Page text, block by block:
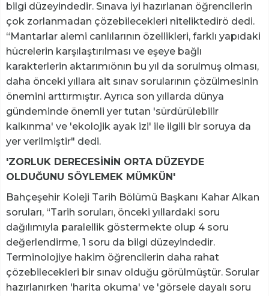
bilgi düzeyindedir. Sınava iyi hazırlanan öğrencilerin
çok zorlanmadan çözebilecekleri niteliktedirö dedi.
“Mantarlar alemi canlılarının özellikleri, farklı yapıdaki
hücrelerin karşılaştırılması ve eşeye bağlı
karakterlerin aktarımıönın bu yıl da sorulmuş olması,
daha önceki yıllara ait sınav sorularının çözülmesinin
önemini arttırmıştır. Ayrıca son yıllarda dünya
gündeminde önemli yer tutan 'sürdürülebilir
kalkınma' ve 'ekolojik ayak izi' ile ilgili bir soruya da
yer verilmiştir" dedi.
'ZORLUK DERECESİNİN ORTA DÜZEYDE
OLDUĞUNU SÖYLEMEK MÜMKÜN'
Bahçeşehir Koleji Tarih Bölümü Başkanı Kahar Alkan
soruları, “Tarih soruları, önceki yıllardaki soru
dağılımıyla paralellik göstermekte olup 4 soru
değerlendirme, 1 soru da bilgi düzeyindedir.
Terminolojiye hakim öğrencilerin daha rahat
çözebilecekleri bir sınav olduğu görülmüştür. Sorular
hazırlanırken 'harita okuma' ve 'görsele dayalı soru